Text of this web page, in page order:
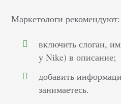
Маркетологи рекомендуют:
включить слоган,
у Nike) в описание;
добавить
занимаетесь.